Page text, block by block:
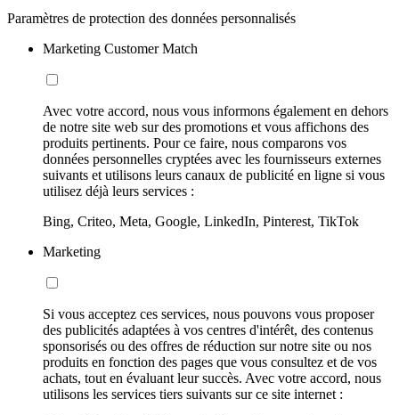
Paramètres de protection des données personnalisés
Marketing Customer Match
Avec votre accord, nous vous informons également en dehors
de notre site web sur des promotions et vous affichons des
produits pertinents. Pour ce faire, nous comparons vos
données personnelles cryptées avec les fournisseurs externes
suivants et utilisons leurs canaux de publicité en ligne si vous
utilisez déjà leurs services :
Bing, Criteo, Meta, Google, LinkedIn, Pinterest, TikTok
Marketing
Si vous acceptez ces services, nous pouvons vous proposer
des publicités adaptées à vos centres d'intérêt, des contenus
sponsorisés ou des offres de réduction sur notre site ou nos
produits en fonction des pages que vous consultez et de vos
achats, tout en évaluant leur succès. Avec votre accord, nous
utilisons les services tiers suivants sur ce site internet :